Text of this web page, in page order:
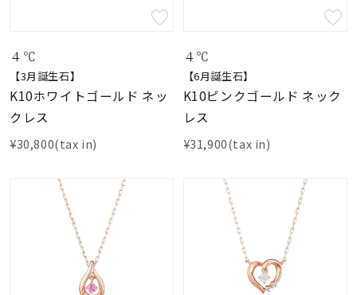
４℃
【3月誕生石】
K10ホワイトゴールド ネッ
クレス
¥30,800(tax in)
４℃
【6月誕生石】
K10ピンクゴールド ネック
レス
¥31,900(tax in)